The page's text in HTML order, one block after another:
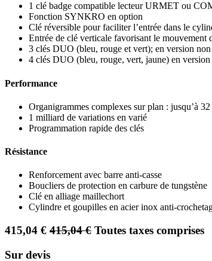
1 clé badge compatible lecteur URMET ou
Fonction SYNKRO en option
Clé réversible pour faciliter l’entrée dans le
Entrée de clé verticale favorisant le mouvement
3 clés DUO (bleu, rouge et vert); en version
4 clés DUO (bleu, rouge, vert, jaune) en
Performance
Organigrammes complexes sur plan : jusqu’à
1 milliard de variations en varié
Programmation rapide des clés
Résistance
Renforcement avec barre anti-casse
Boucliers de protection en carbure de tungstène
Clé en alliage maillechort
Cylindre et goupilles en acier inox anti-
415,04 € 415,04€ Toutes taxes comprises
Sur devis